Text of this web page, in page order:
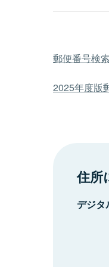
郵便番号検
2025年度版
住所
デジタ